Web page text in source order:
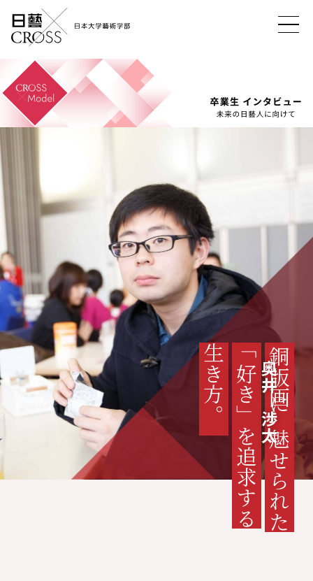
銅版画に魅せられた
「好き」を追求する
生き方。 奥井 渉太